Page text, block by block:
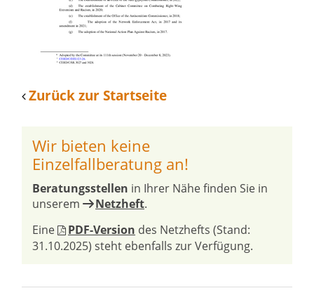
Zurück zur Startseite
Wir bieten keine
Einzelfallberatung an!
Beratungsstellen in Ihrer Nähe finden Sie in
unserem
Netzheft.
Eine
PDF-Version des Netzhefts (Stand:
31.10.2025) steht ebenfalls zur Verfügung.